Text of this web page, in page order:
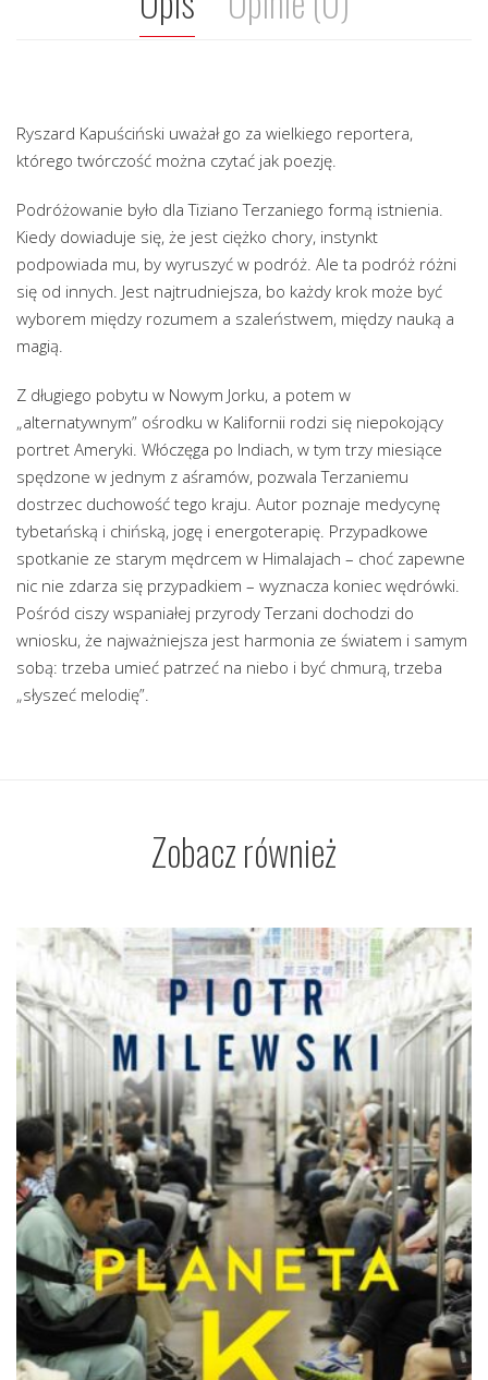
Ryszard Kapuściński uważał go za wielkiego reportera,
którego twórczość można czytać jak poezję.
Podróżowanie było dla Tiziano Terzaniego formą istnienia.
Kiedy dowiaduje się, że jest ciężko chory, instynkt
podpowiada mu, by wyruszyć w podróż. Ale ta podróż różni
się od innych. Jest najtrudniejsza, bo każdy krok może być
wyborem między rozumem a szaleństwem, między nauką a
magią.
Z długiego pobytu w Nowym Jorku, a potem w
„alternatywnym” ośrodku w Kalifornii rodzi się niepokojący
portret Ameryki. Włóczęga po Indiach, w tym trzy miesiące
spędzone w jednym z aśramów, pozwala Terzaniemu
dostrzec duchowość tego kraju. Autor poznaje medycynę
tybetańską i chińską, jogę i energoterapię. Przypadkowe
spotkanie ze starym mędrcem w Himalajach – choć zapewne
nic nie zdarza się przypadkiem – wyznacza koniec wędrówki.
Pośród ciszy wspaniałej przyrody Terzani dochodzi do
wniosku, że najważniejsza jest harmonia ze światem i samym
sobą: trzeba umieć patrzeć na niebo i być chmurą, trzeba
„słyszeć melodię”.
Zobacz również